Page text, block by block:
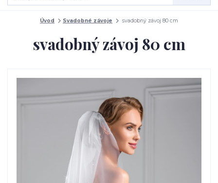
Úvod Svadobné závoje svadobný závoj 80 cm
svadobný závoj 80 cm